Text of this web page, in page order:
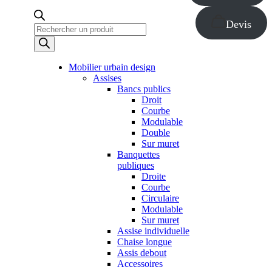
Recherche
de
produits
Devis
Mobilier urbain design
Assises
Bancs publics
Droit
Courbe
Modulable
Double
Sur muret
Banquettes
publiques
Droite
Courbe
Circulaire
Modulable
Sur muret
Assise individuelle
Chaise longue
Assis debout
Accessoires